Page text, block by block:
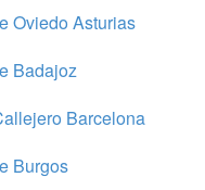
Oviedo Asturias
Badajoz
Barcelona
Burgos